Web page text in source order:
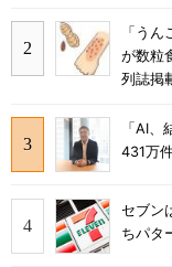
「う
が数粒
列誌掲
「AI
431万
セブン
ちパタ